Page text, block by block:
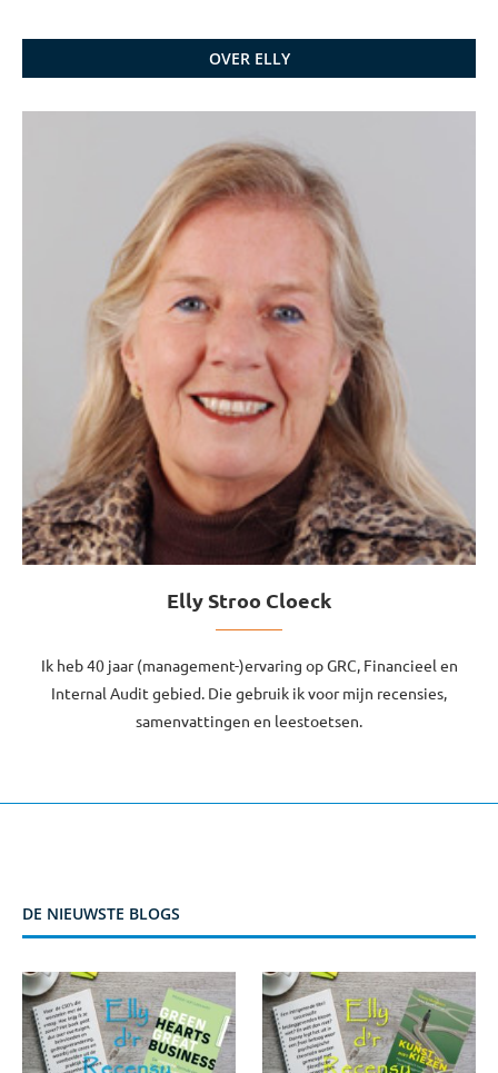
OVER ELLY
Elly Stroo Cloeck
Ik heb 40 jaar (management-)ervaring op GRC, Financieel en
Internal Audit gebied. Die gebruik ik voor mijn recensies,
samenvattingen en leestoetsen.
DE NIEUWSTE BLOGS